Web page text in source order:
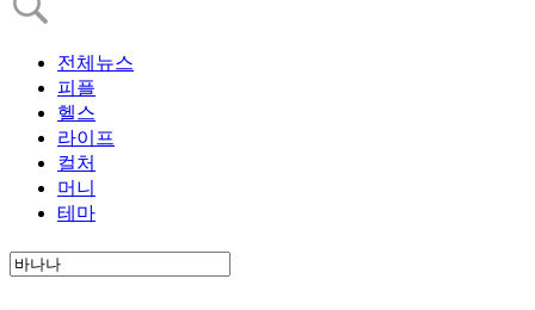
전체뉴스
피플
헬스
라이프
컬처
머니
테마